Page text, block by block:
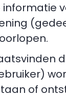
of